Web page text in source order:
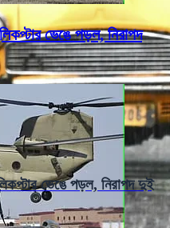
ভেঙে পড়ল, নিরাপদ
ভেঙে পড়ল, নিরাপদ দুই